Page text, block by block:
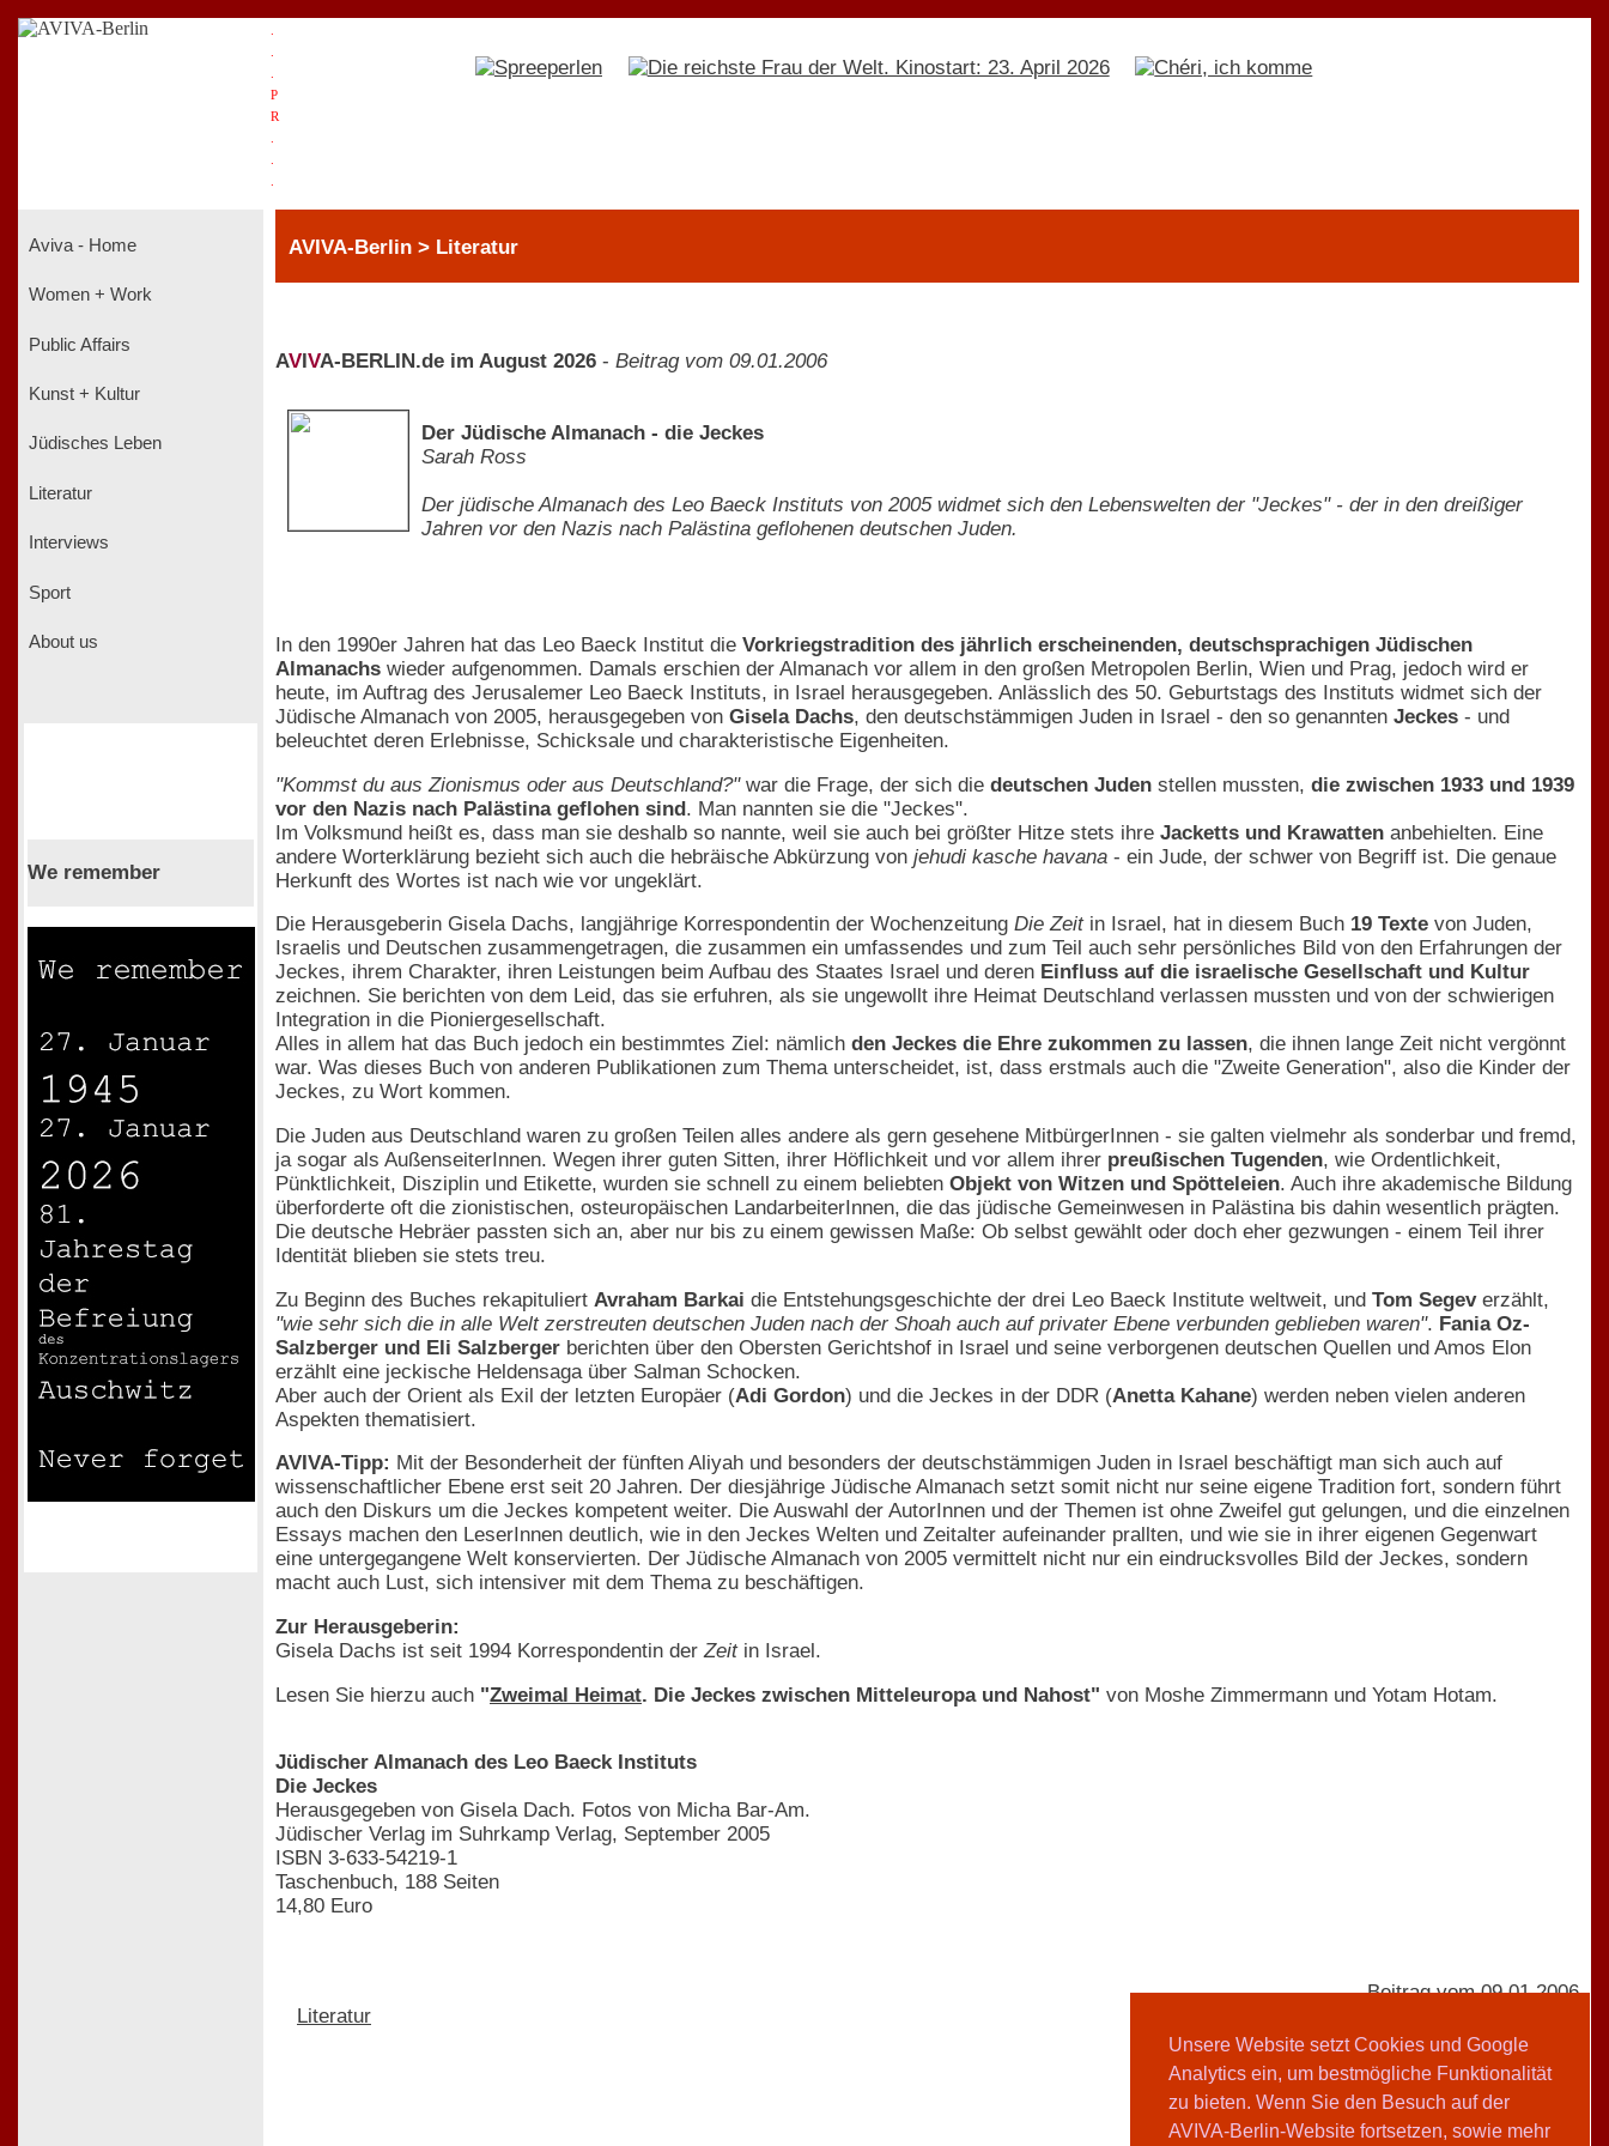
Unsere Website setzt Cookies und Google
Analytics ein, um bestmögliche Funktionalität
zu bieten. Wenn Sie den Besuch auf der
AVIVA-Berlin-Website fortsetzen, sowie mehr
P
R
Aviva - Home
Women + Work
Public Affairs
Kunst + Kultur
Jüdisches Leben
Literatur
Interviews
Sport
About us
We remember
AVIVA-Berlin > Literatur
AV VA-BERLIN.de im August 2026 - Beitrag vom 09.01.2006
Der Jüdische Almanach - die Jeckes
Sarah Ross
Der jüdische Almanach des Leo Baeck Instituts von 2005 widmet sich den Lebenswelten der "Jeckes" - der in den dreißiger
Jahren vor den Nazis nach Palästina geflohenen deutschen Juden.
In den 1990er Jahren hat das Leo Baeck Institut die Vorkriegstradition des jährlich erscheinenden, deutschsprachigen Jüdischen
Almanachs wieder aufgenommen. Damals erschien der Almanach vor allem in den großen Metropolen Berlin, Wien und Prag, jedoch wird er
heute, im Auftrag des Jerusalemer Leo Baeck Instituts, in Israel herausgegeben. Anlässlich des 50. Geburtstags des Instituts widmet sich der
Jüdische Almanach von 2005, herausgegeben von Gisela Dachs, den deutschstämmigen Juden in Israel - den so genannten Jeckes - und
beleuchtet deren Erlebnisse, Schicksale und charakteristische Eigenheiten.
"Kommst du aus Zionismus oder aus Deutschland?"war die Frage, der sich die deutschen Juden stellen mussten, die zwischen 1933 und 1939
vor den Nazis nach Palästina geflohen sind. Man nannten sie die "Jeckes".
Im Volksmund heißt es, dass man sie deshalb so nannte, weil sie auch bei größter Hitze stets ihre Jacketts und Krawatten anbehielten. Eine
andere Worterklärung bezieht sich auch die hebräische Abkürzung von jehudi kasche havana - ein Jude, der schwer von Begriff ist. Die genaue
Herkunft des Wortes ist nach wie vor ungeklärt.
Die Herausgeberin Gisela Dachs, langjährige Korrespondentin der Wochenzeitung Die Zeitin Israel, hat in diesem Buch 19 Texte von Juden,
Israelis und Deutschen zusammengetragen, die zusammen ein umfassendes und zum Teil auch sehr persönliches Bild von den Erfahrungen der
Jeckes, ihrem Charakter, ihren Leistungen beim Aufbau des Staates Israel und deren Einfluss auf die israelische Gesellschaft und Kultur
zeichnen. Sie berichten von dem Leid, das sie erfuhren, als sie ungewollt ihre Heimat Deutschland verlassen mussten und von der schwierigen
Integration in die Pioniergesellschaft.
Alles in allem hat das Buch jedoch ein bestimmtes Ziel: nämlich den Jeckes die Ehre zukommen zu lassen, die ihnen lange Zeit nicht vergönnt
war. Was dieses Buch von anderen Publikationen zum Thema unterscheidet, ist, dass erstmals auch die "Zweite Generation", also die Kinder der
Jeckes, zu Wort kommen.
Die Juden aus Deutschland waren zu großen Teilen alles andere als gern gesehene MitbürgerInnen - sie galten vielmehr als sonderbar und fremd,
ja sogar als AußenseiterInnen. Wegen ihrer guten Sitten, ihrer Höflichkeit und vor allem ihrer preußischen Tugenden, wie Ordentlichkeit,
Pünktlichkeit, Disziplin und Etikette, wurden sie schnell zu einem beliebten Objekt von Witzen und Spötteleien. Auch ihre akademische Bildung
überforderte oft die zionistischen, osteuropäischen LandarbeiterInnen, die das jüdische Gemeinwesen in Palästina bis dahin wesentlich prägten.
Die deutsche Hebräer passten sich an, aber nur bis zu einem gewissen Maße: Ob selbst gewählt oder doch eher gezwungen - einem Teil ihrer
Identität blieben sie stets treu.
Zu Beginn des Buches rekapituliert Avraham Barkai die Entstehungsgeschichte der drei Leo Baeck Institute weltweit, und Tom Segeverzählt,
"wie sehr sich die in alle Welt zerstreuten deutschen Juden nach der Shoah auch auf privater Ebene verbunden geblieben waren". Fania Oz-
Salzberger und Eli Salzberger berichten über den Obersten Gerichtshof in Israel und seine verborgenen deutschen Quellen und Amos Elon
erzählt eine jeckische Heldensaga über Salman Schocken.
Aber auch der Orient als Exil der letzten Europäer (Adi Gordon) und die Jeckes in der DDR (Anetta Kahane) werden neben vielen anderen
Aspekten thematisiert.
AVIVA-Tipp: Mit der Besonderheit der fünften Aliyah und besonders der deutschstämmigen Juden in Israel beschäftigt man sich auch auf
wissenschaftlicher Ebene erst seit 20 Jahren. Der diesjährige Jüdische Almanach setzt somit nicht nur seine eigene Tradition fort, sondern führt
auch den Diskurs um die Jeckes kompetent weiter. Die Auswahl der AutorInnen und der Themen ist ohne Zweifel gut gelungen, und die einzelnen
Essays machen den LeserInnen deutlich, wie in den Jeckes Welten und Zeitalter aufeinander prallten, und wie sie in ihrer eigenen Gegenwart
eine untergegangene Welt konservierten. Der Jüdische Almanach von 2005 vermittelt nicht nur ein eindrucksvolles Bild der Jeckes, sondern
macht auch Lust, sich intensiver mit dem Thema zu beschäftigen.
Zur Herausgeberin:
Gisela Dachs ist seit 1994 Korrespondentin derZeitin Israel.
Lesen Sie hierzu auch "Zweimal Heimat. Die Jeckes zwischen Mitteleuropa und Nahost" von Moshe Zimmermann und Yotam Hotam.
Jüdischer Almanach des Leo Baeck Instituts
Die Jeckes
Herausgegeben von Gisela Dach. Fotos von Micha Bar-Am.
Jüdischer Verlag im Suhrkamp Verlag, September 2005
ISBN 3-633-54219-1
Taschenbuch, 188 Seiten
14,80 Euro
Literatur
Beitrag vom 09.01.2006
Sarah Ross